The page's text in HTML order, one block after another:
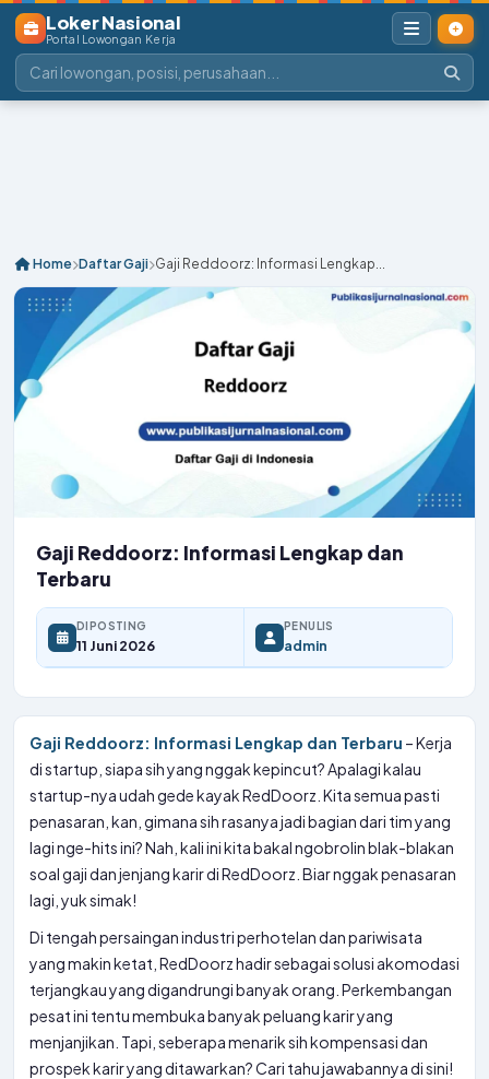
Loker Nasional
Portal Lowongan Kerja
Home Daftar Gaji Gaji Reddoorz: Informasi Lengkap...
Gaji Reddoorz: Informasi Lengkap dan
Terbaru
DIPOSTING
11 Juni 2026
PENULIS
admin
Gaji Reddoorz: Informasi Lengkap dan Terbaru – Kerja
di startup, siapa sih yang nggak kepincut? Apalagi kalau
startup-nya udah gede kayak RedDoorz. Kita semua pasti
penasaran, kan, gimana sih rasanya jadi bagian dari tim yang
lagi nge-hits ini? Nah, kali ini kita bakal ngobrolin blak-blakan
soal gaji dan jenjang karir di RedDoorz. Biar nggak penasaran
lagi, yuk simak!
Di tengah persaingan industri perhotelan dan pariwisata
yang makin ketat, RedDoorz hadir sebagai solusi akomodasi
terjangkau yang digandrungi banyak orang. Perkembangan
pesat ini tentu membuka banyak peluang karir yang
menjanjikan. Tapi, seberapa menarik sih kompensasi dan
prospek karir yang ditawarkan? Cari tahu jawabannya di sini!